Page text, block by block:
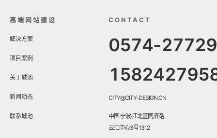
高端网站建设
解决方案
项目案例
关于城池
新闻动态
联系城池
CONTACT
0574-
CITY@CITY-DESIGN.CN
中国·宁波·江北区同济路
云汇中心3号1312